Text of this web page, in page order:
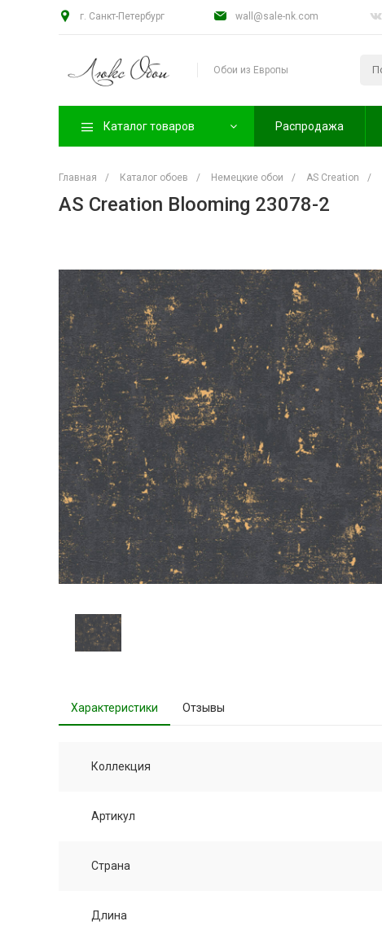
г. Санкт-Петербург wall@sale-nk.com
Обои из Европы
Каталог товаров Распродажа
Главная / Каталог обоев / Немецкие обои / AS Creation /
AS Creation Blooming 23078-2
Характеристики Отзывы
Коллекция
Артикул
Страна
Длина